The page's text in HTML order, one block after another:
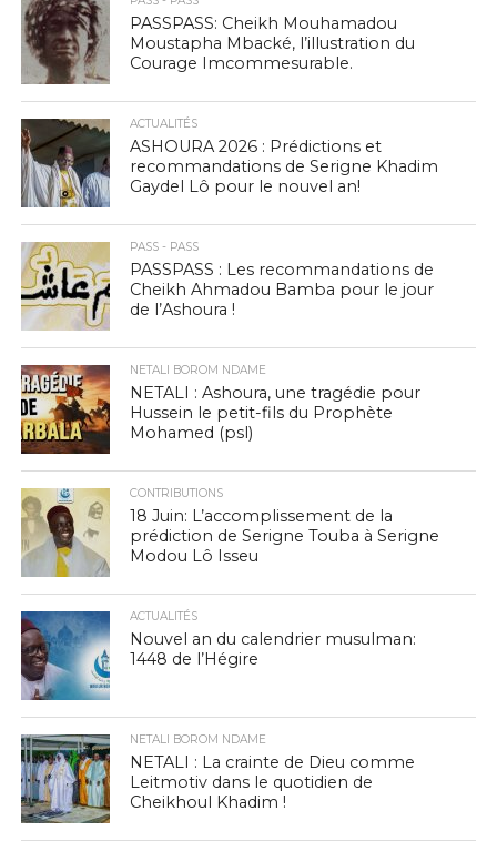
PASSPASS: Cheikh Mouhamadou
Moustapha Mbacké, l’illustration du
Courage Imcommesurable.
ACTUALITÉS
ASHOURA 2026 : Prédictions et
recommandations de Serigne Khadim
Gaydel Lô pour le nouvel an!
PASS - PASS
PASSPASS : Les recommandations de
Cheikh Ahmadou Bamba pour le jour
de l’Ashoura !
NETALI BOROM NDAME
NETALI : Ashoura, une tragédie pour
Hussein le petit-fils du Prophète
Mohamed (psl)
CONTRIBUTIONS
18 Juin: L’accomplissement de la
prédiction de Serigne Touba à Serigne
Modou Lô Isseu
ACTUALITÉS
Nouvel an du calendrier musulman:
1448 de l’Hégire
NETALI BOROM NDAME
NETALI : La crainte de Dieu comme
Leitmotiv dans le quotidien de
Cheikhoul Khadim !